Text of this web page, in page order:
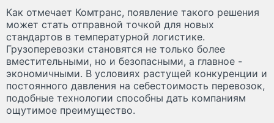
Как отмечает Комтранс, появление такого решения
может стать отправной точкой для новых
стандартов в температурной логистике.
Грузоперевозки становятся не только более
вместительными, но и безопасными, а главное -
экономичными. В условиях растущей конкуренции и
постоянного давления на себестоимость перевозок,
подобные технологии способны дать компаниям
ощутимое преимущество.